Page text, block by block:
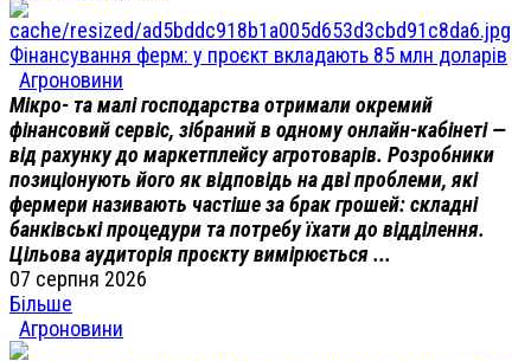
Фінансування ферм: у проєкт вкладають 85 млн доларів
Агроновини
Мікро- та малі господарства отримали окремий
фінансовий сервіс, зібраний в одному онлайн-кабінеті —
від рахунку до маркетплейсу агротоварів. Розробники
позиціонують його як відповідь на дві проблеми, які
фермери називають частіше за брак грошей: складні
банківські процедури та потребу їхати до відділення.
Цільова аудиторія проєкту вимірюється ...
07 серпня 2026
Більше
Агроновини